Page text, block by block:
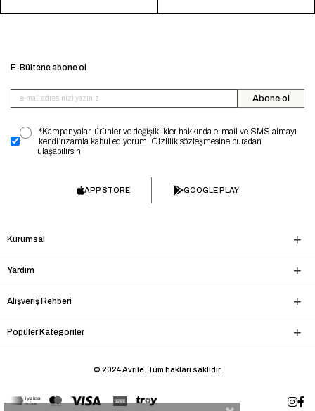
E-Bültene abone ol
Abone ol
*Kampanyalar, ürünler ve değişiklikler hakkında e-mail ve SMS almayı
kendi rızamla kabul ediyorum. Gizlilik sözleşmesine buradan
ulaşabilirsin
APP STORE GOOGLE PLAY
Kurumsal
Yardım
Alışveriş Rehberi
Popüler Kategoriler
© 2024 Avrile. Tüm hakları saklıdır.